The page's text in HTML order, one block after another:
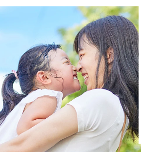
歯科外来診療医療安全対策加算
の緊急対応や感染症対策など）
かかりつけ歯科医機能強化型
ご不明な点やご質問がござい
までお気軽にお尋ねください。
[戸田ふたば歯科] 院長 吉澤美
2026.04.16
いつもご来院いただきありがと